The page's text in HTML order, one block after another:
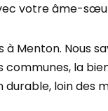
votreâme-
à Menton. Nous
communes, la
durable, loin des